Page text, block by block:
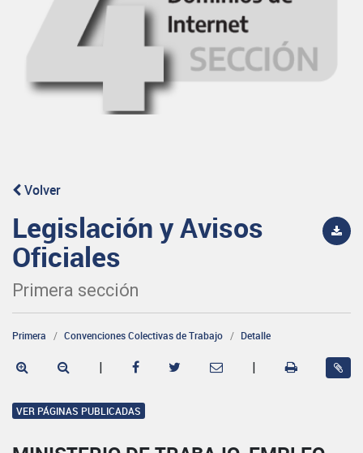
Volver
Legislación y Avisos
Oficiales
Primera sección
Primera Convenciones Colectivas de Trabajo Detalle
| |
VER PÁGINAS PUBLICADAS